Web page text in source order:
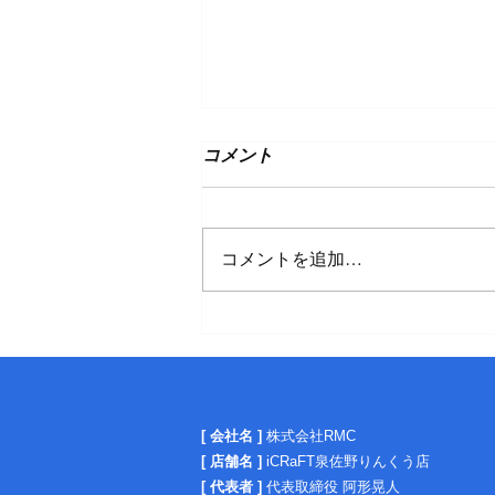
コメント
コメントを追加…
[ 会社名 ] 株式会社RMC
[ 店舗名 ] iCRaFT泉佐野りんくう店
[ 代表者 ] 代表取締役 阿形晃人